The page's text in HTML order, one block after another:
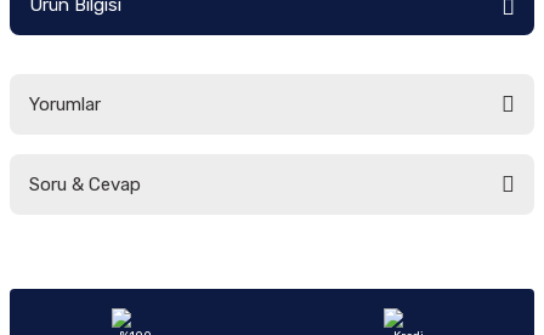
Ürün Bilgisi
Yorumlar
Soru & Cevap
Ürün hakkında henüz soru sorulmamış.